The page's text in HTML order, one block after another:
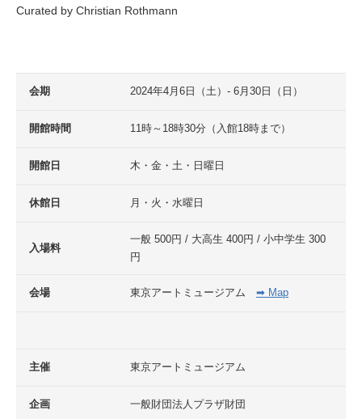
Curated by Christian Rothmann
会期 2024年4月6日（土）- 6月30日（日）
開館時間 11時～18時30分（入館18時まで）
開館日 木・金・土・日曜日
休館日 月・火・水曜日
入場料
一般 500円 / 大高生 400円 / 小中学生 300
円
会場 東京アートミュージアム ➡ Map
主催 東京アートミュージアム
企画 一般財団法人プラザ財団